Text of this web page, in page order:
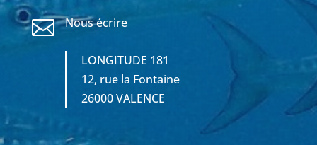
 Nous écrire
LONGITUDE 181
12, rue la Fontaine
26000 VALENCE